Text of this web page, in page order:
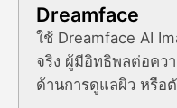
Dreamface
ใช้ Dreamface AI
จริง ผู้มีอิทธิพลต่อคว
ด้านการดูแลผิว หรือ